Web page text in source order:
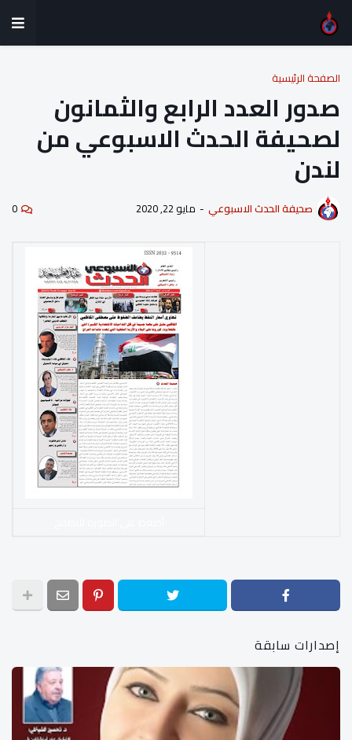
الصفحة الرئيسية
صدور العدد الرابع والثمانون
لصحيفة الحدث الاسبوعي من
لندن
صحيفة الحدث الاسبوعي - مايو 22, 2020 0
إصدارات سابقة